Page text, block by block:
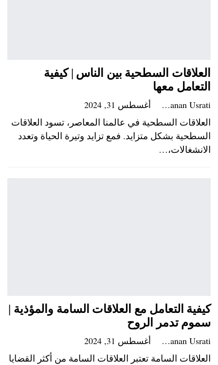
العلاقات السطحية بين الناس | كيفية
التعامل معها
Hanan Usrati أغسطس 31, 2024
العلاقات السطحية في عالمنا المعاصر، تسود العلاقات
السطحية بشكل متزايد. فمع تزايد وتيرة الحياة وتعدد
الانشغالات،…
كيفية التعامل مع العلاقات السامة والمؤذية |
سموم تدمر الروح
Hanan Usrati أغسطس 31, 2024
العلاقات السامة تعتبر العلاقات السامة من أكثر القضايا